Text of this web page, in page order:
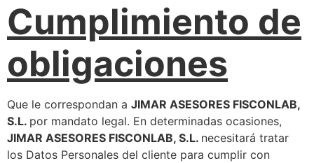
Cumplimiento de
obligaciones
Que le correspondan a JIMAR ASESORES FISCONLAB,
S.L. por mandato legal. En determinadas ocasiones,
JIMAR ASESORES FISCONLAB, S.L. necesitará tratar
los Datos Personales del cliente para cumplir con